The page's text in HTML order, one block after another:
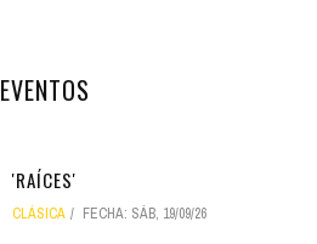
EVENTOS
'RAÍCES'
CLÁSICA FECHA: SÁB, 19/09/26